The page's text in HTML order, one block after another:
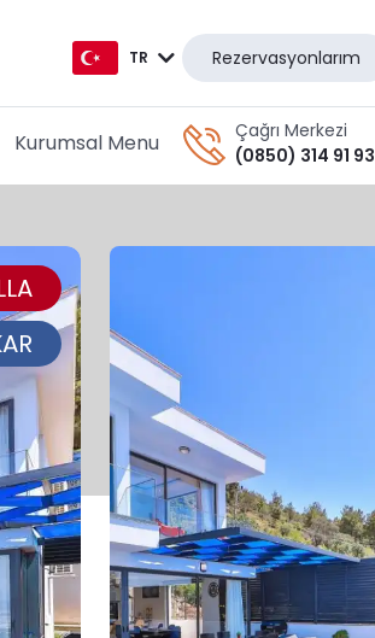
TR
GR
Rezervasyonlarım
Kurumsal Menu
Çağrı Merkezi
(0850) 314 91 93